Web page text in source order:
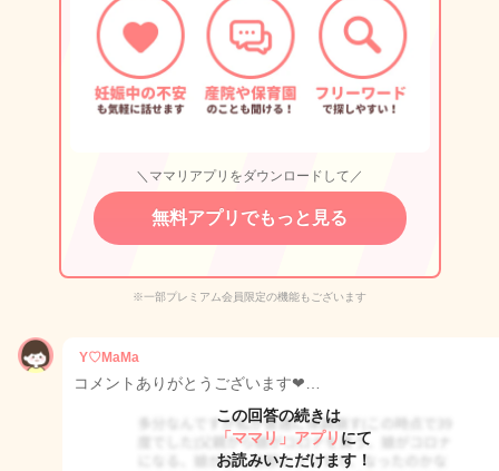
＼ママリアプリをダウンロードして／
無料アプリでもっと見る
※一部プレミアム会員限定の機能もございます
Y♡MaMa
コメントありがとうございます❤…
この回答の続きは
「ママリ」アプリ にて
お読みいただけます！